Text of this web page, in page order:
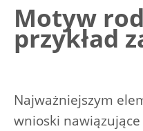
Motyw
przykład
Najważniejszym
wnioski